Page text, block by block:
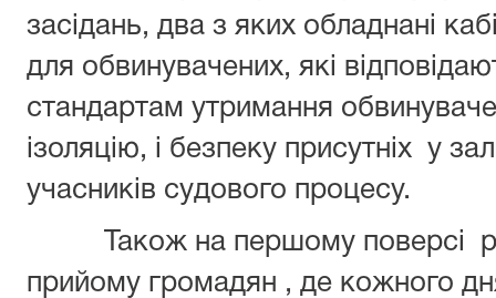
засідань, два з яких обладнані
для обвинувачених, які
стандартам утримання
ізоляцію, і безпеку присутніх у
учасників судового процесу.
Також на першому поверсі
прийому громадян , де кожного